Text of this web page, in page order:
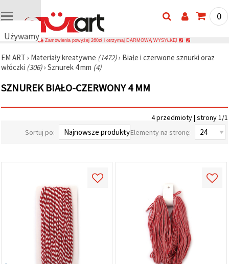
Używamy
cookie
🍪
plików
podobnych
zapewnić
internetowej,
0
Zamówienia powyżej 260zł i otrzymaj DARMOWĄ WYSYŁKĘ!
EM ART › Materiały kreatywne (1472)› Białe i czerwone sznurki oraz
włóczki (306)› Sznurek 4 mm (4)
SZNUREK BIAŁO-CZERWONY 4 MM
4 przedmioty | strony 1/1
Sortuj po:
Elementy na stronę: